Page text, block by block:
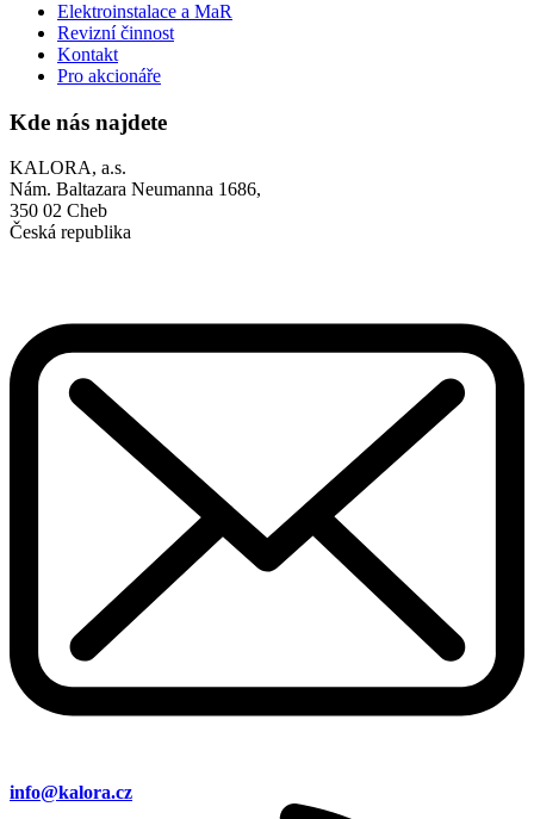
Elektroinstalace a MaR
Revizní činnost
Kontakt
Pro akcionáře
Kde nás najdete
KALORA, a.s.
Nám. Baltazara Neumanna 1686,
350 02 Cheb
Česká republika
info@kalora.cz